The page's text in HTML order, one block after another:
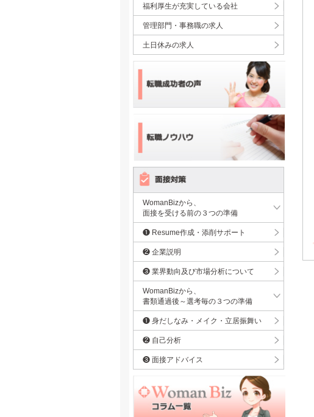
福利厚生が充実している会社
管理部門・事務職の求人
土日休みの求人
WomanBizから、
面接を受ける前の３つの準備
❶ Resume作成・添削サポート
❷ 企業説明
❸ 業界動向及び市場分析について
WomanBizから、
書類通過後～選考毎の３つの準備
❶ 身だしなみ・メイク・立居振舞い
❷ 自己分析
❸ 面接アドバイス